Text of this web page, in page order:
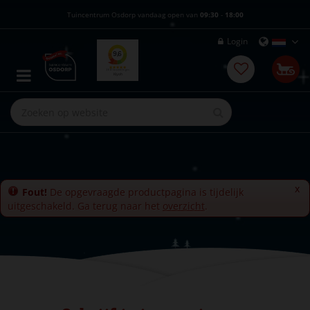
Tuincentrum Osdorp vandaag open van 09:30 - 18:00
Login
x
Fout! De opgevraagde productpagina is tijdelijk
uitgeschakeld. Ga terug naar het overzicht